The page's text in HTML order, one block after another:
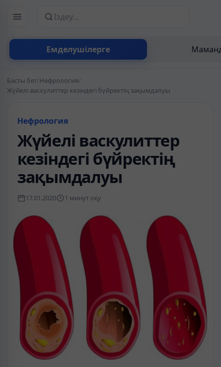
Емделушілерге
Сайттан іздеу
Басты бет/Нефрология/
Жүйелі васкулиттер кезіндегі бүйректің зақымдалуы
Нефрология
Жүйелі васкулиттер
кезіндегі бүйректің
зақымдалуы
17.01.2020 1 минут оқу